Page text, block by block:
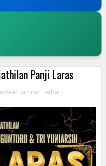
Panji Laras
Jathilan Terbaru